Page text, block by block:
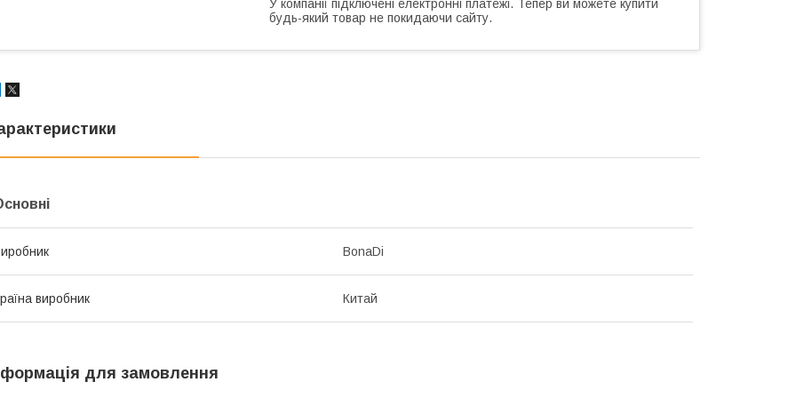
У компанії підключені електронні платежі. Тепер ви можете купити
будь-який товар не покидаючи сайту.
BonaDi
виробник Китай
для замовлення